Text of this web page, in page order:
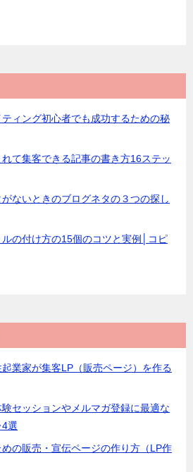
ティング初心者でも成功するための秘
て集客できる記事の書き方16ステッ
ないときのブログネタの３つの探し
の付け方の15個のコツと実例│コピ
業家が集客LP（販売ページ）を作る
セッションやメルマガ登録に最適な
選
の販売・宣伝ページの作り方（LP作